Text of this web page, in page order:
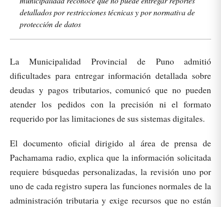
detallados por restricciones técnicas y por normativa de
protección de datos
La Municipalidad Provincial de Puno admitió
dificultades para entregar información detallada sobre
deudas y pagos tributarios, comunicó que no pueden
atender los pedidos con la precisión ni el formato
requerido por las limitaciones de sus sistemas digitales.
El documento oficial dirigido al área de prensa de
Pachamama radio, explica que la información solicitada
requiere búsquedas personalizadas, la revisión uno por
uno de cada registro supera las funciones normales de la
administración tributaria y exige recursos que no están